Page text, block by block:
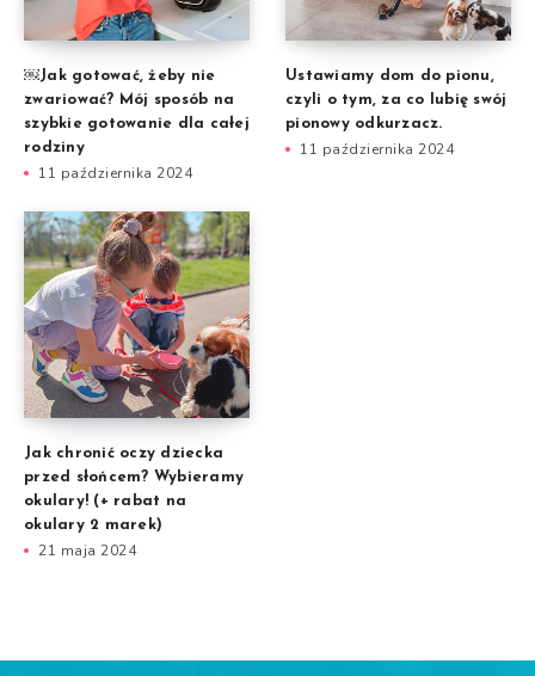
￼Jak gotować, żeby nie
zwariować? Mój sposób na
szybkie gotowanie dla całej
rodziny
11 października 2024
Ustawiamy dom do pionu,
czyli o tym, za co lubię swój
pionowy odkurzacz.
11 października 2024
Jak chronić oczy dziecka
przed słońcem? Wybieramy
okulary! (+ rabat na
okulary 2 marek)
21 maja 2024